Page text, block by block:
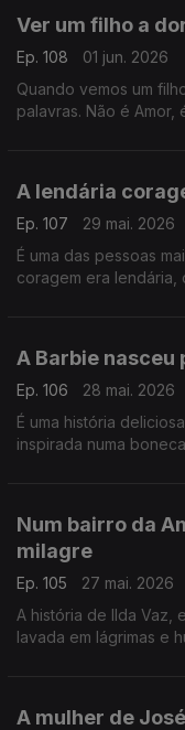
Ver um filho a
Ep. 108
01 jun. 2026
Quando vemos um
palavras. Não é Amor,
A lendária
Ep. 107
29 mai. 2026
É uma das pessoas
coragem era lendária,
A Barbie nasceu
Ep. 106
28 mai. 2026
É uma história
inspirada numa
Num bairro da
milagre
Ep. 105
27 mai. 2026
A história de Ilda Vaz,
lavada em lágrimas e
A mulher de